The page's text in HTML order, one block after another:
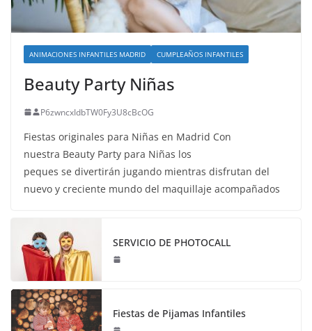
ANIMACIONES INFANTILES MADRID CUMPLEAÑOS INFANTILES
Beauty Party Niñas
P6zwncxIdbTW0Fy3U8cBcOG
Fiestas originales para Niñas en Madrid Con
nuestra Beauty Party para Niñas los
peques se divertirán jugando mientras disfrutan del
nuevo y creciente mundo del maquillaje acompañados
SERVICIO DE PHOTOCALL
Fiestas de Pijamas Infantiles